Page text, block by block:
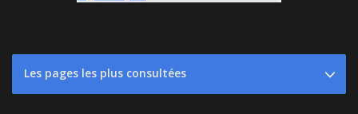
Les pages les plus consultées